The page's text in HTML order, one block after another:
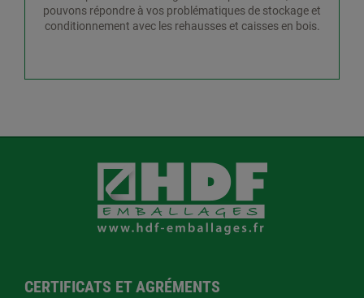
pouvons répondre à vos problématiques de stockage et
conditionnement avec les rehausses et caisses en bois.
CERTIFICATS ET AGRÉMENTS